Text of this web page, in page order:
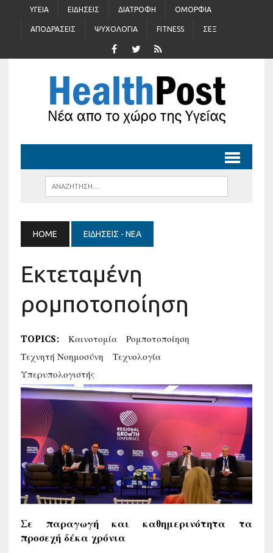
ΥΓΕΊΑ ΕΙΔΉΣΕΙΣ ΔΙΑΤΡΟΦΉ ΟΜΟΡΦΙΆ
ΑΠΟΔΡΆΣΕΙΣ ΨΥΧΟΛΟΓΊΑ FITNESS ΣΈΞ
HOME ΕΙΔΉΣΕΙΣ - ΝΈΑ
Εκτεταμένη
ρομποτοποίηση
TOPICS: Καινοτομία
Ρομποτοποίηση
Τεχνητή Νοημοσύνη
Τεχνολογία
Υπερυπολογιστής
Σε παραγωγή και καθημερινότητα τα
προσεχή δέκα χρόνια